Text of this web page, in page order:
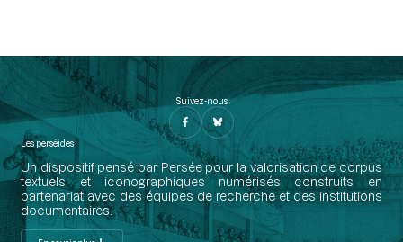
Suivez-nous
Les perséides
Un dispositif pensé par Persée pour la valorisation de corpus
textuels et iconographiques numérisés construits en
partenariat avec des équipes de recherche et des institutions
documentaires.